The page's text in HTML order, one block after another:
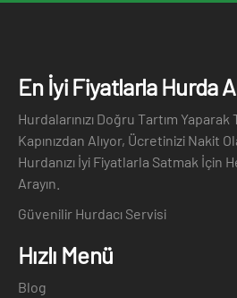
En İyi Fiyatlarla Hurda
Hurdalarınızı Doğru Tartım
Kapınızdan Alıyor, Ücretinizi Nakit
Hurdanızı İyi Fiyatlarla Satmak İçin
Arayın.
Güvenilir Hurdacı Servisi
Hızlı Menü
Blog